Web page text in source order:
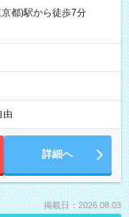
都)駅から徒歩7分
由
詳細へ
掲載日：2026.08.03